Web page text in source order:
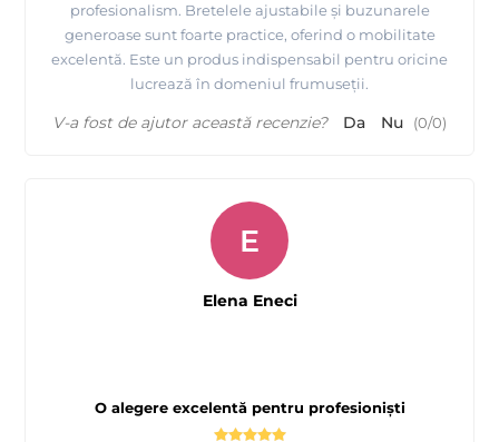
profesionalism. Bretelele ajustabile și buzunarele
generoase sunt foarte practice, oferind o mobilitate
excelentă. Este un produs indispensabil pentru oricine
lucrează în domeniul frumuseții.
V-a fost de ajutor această recenzie? Da Nu (0/0)
O alegere excelentă pentru profesioniști
E
Elena Eneci